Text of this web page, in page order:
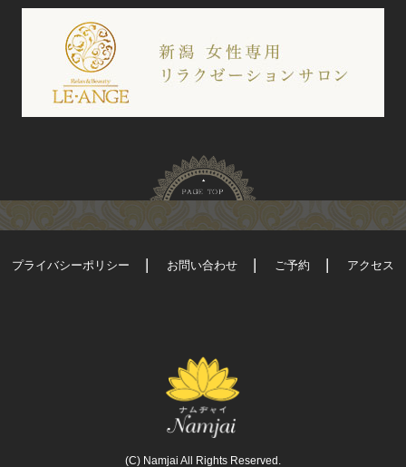
プライバシーポリシー お問い合わせ ご予約 アクセス
(C) Namjai All Rights Reserved.